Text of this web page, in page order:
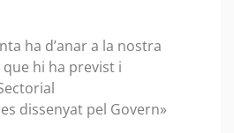
ha d’anar a la nostra
hi ha previst i
dissenyat pel Govern»